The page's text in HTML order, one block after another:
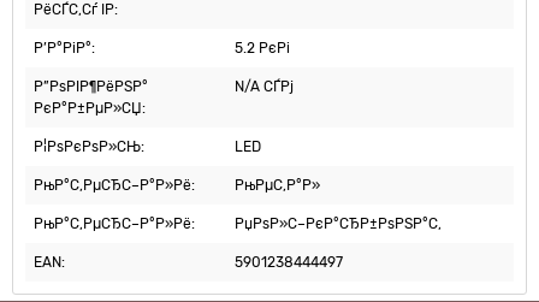
РёСЃС‚Сѓ IP:
Р’Р°РіР°: 5.2 РєРі
Р”РѕРІР¶РёРЅР°
РєР°Р±РµР»СЏ:
N/A СЃРј
Р¦РѕРєРѕР»СЊ: LED
РњР°С‚РµСЂС–Р°Р»Рё: РњРµС‚Р°Р»
РњР°С‚РµСЂС–Р°Р»Рё: РџРѕР»С–РєР°СЂР±РѕРЅР°С‚
EAN: 5901238444497